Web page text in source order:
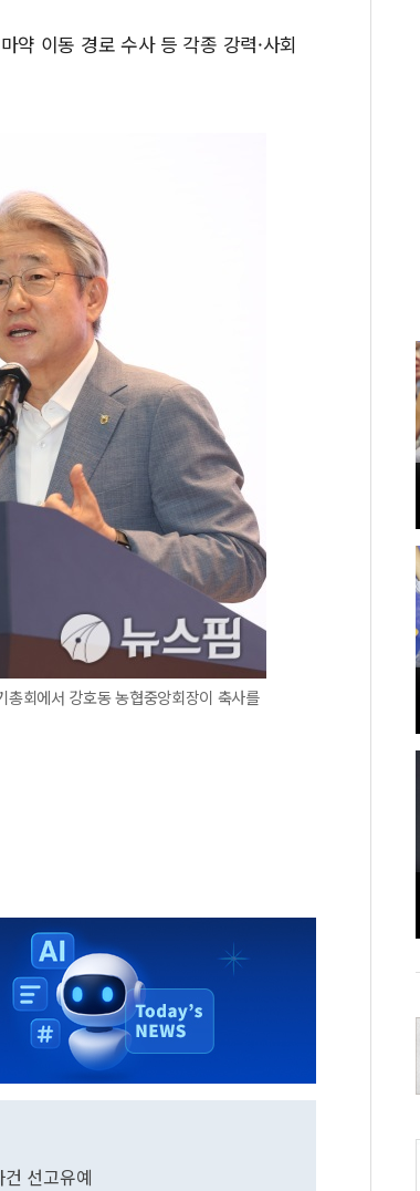
약 이동 경로 수사 등 각종 강력·사회
회에서 강호동 농협중앙회장이 축사를
선고유예